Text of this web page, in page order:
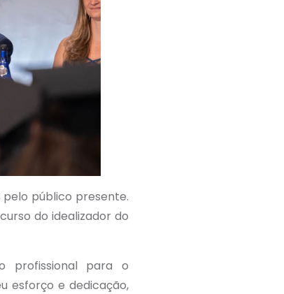
público presente.
do idealizador do
profissional para o
esforço e dedicação,